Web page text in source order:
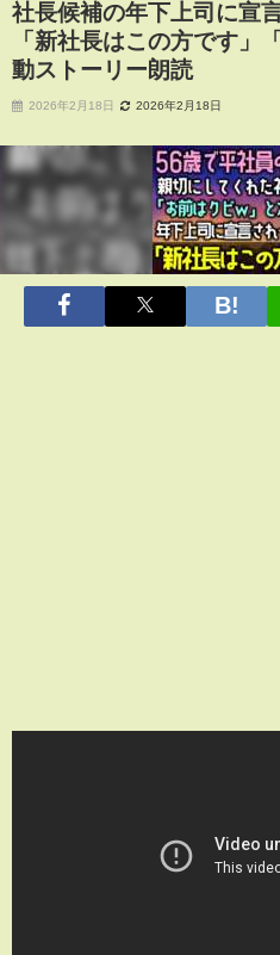
社長候補の年下上司に宣
「新社長はこの方です」
動ストーリー朗読
2026年2月18日 2026年2月18日